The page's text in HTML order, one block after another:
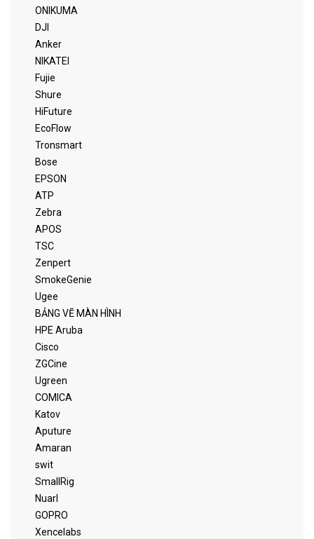
ONIKUMA
DJI
Anker
NIKATEI
Fujie
Shure
HiFuture
EcoFlow
Tronsmart
Bose
EPSON
ATP
Zebra
APOS
TSC
Zenpert
SmokeGenie
Ugee
BẢNG VẼ MÀN HÌNH
HPE Aruba
Cisco
ZGCine
Ugreen
COMICA
Katov
Aputure
Amaran
swit
SmallRig
Nuarl
GOPRO
Xencelabs